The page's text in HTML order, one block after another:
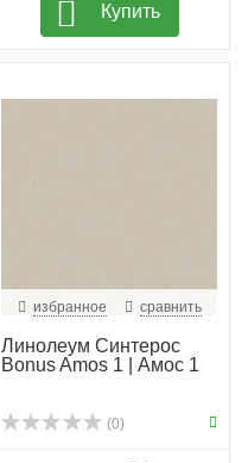
Купить
избранное сравнить
Линолеум Синтерос
Bonus Amos 1 | Амос 1
(0)